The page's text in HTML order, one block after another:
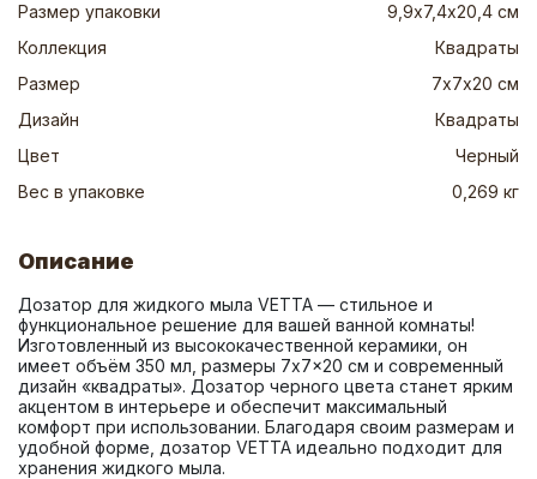
Размер упаковки
9,9х7,4х20,4 см
Коллекция
Квадраты
Размер
7х7х20 см
Дизайн
Квадраты
Цвет
Черный
Вес в упаковке
0,269 кг
Описание
Дозатор для жидкого мыла VETTA — стильное и
функциональное решение для вашей ванной комнаты!
Изготовленный из высококачественной керамики, он
имеет объём 350 мл, размеры 7x7x20 см и современный
дизайн «квадраты». Дозатор черного цвета станет ярким
акцентом в интерьере и обеспечит максимальный
комфорт при использовании. Благодаря своим размерам и
удобной форме, дозатор VETTA идеально подходит для
хранения жидкого мыла.